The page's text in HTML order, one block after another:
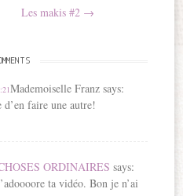
Les makis #2 →
Mademoiselle Franz says:
faire une autre!
ORDINAIRES says:
ta vidéo. Bon je n’ai